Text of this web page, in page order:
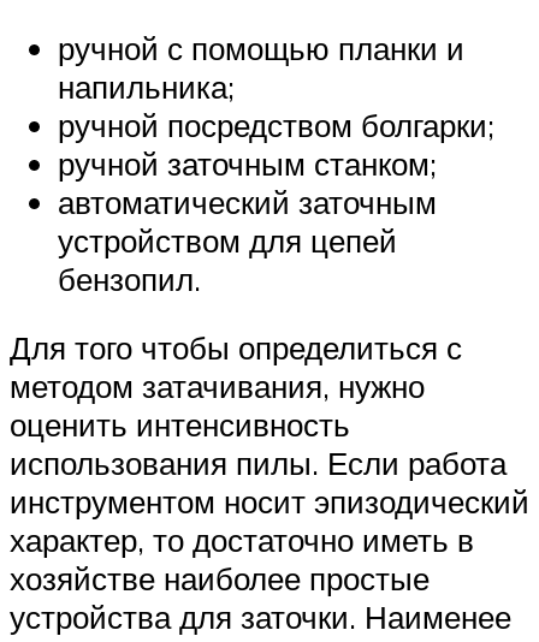
ручной с помощью планки и
напильника;
ручной посредством болгарки;
ручной заточным станком;
автоматический заточным
устройством для цепей
бензопил.
Для того чтобы определиться с
методом затачивания, нужно
оценить интенсивность
использования пилы. Если работа
инструментом носит эпизодический
характер, то достаточно иметь в
хозяйстве наиболее простые
устройства для заточки. Наименее